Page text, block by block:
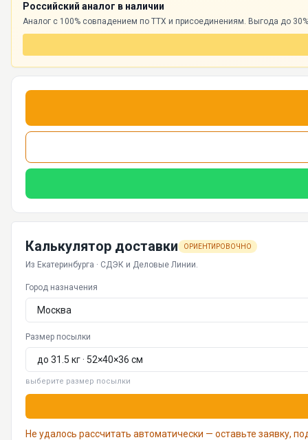
Российский аналог в наличии
Аналог с 100% совпадением по ТТХ и присоединениям. Выгода до
Калькулятор доставки ОРИЕНТИРОВОЧНО
Из Екатеринбурга · СДЭК и Деловые Линии.
Город назначения
Размер посылки
выберите размер посылки
Не удалось рассчитать автоматически — оставьте заявку,